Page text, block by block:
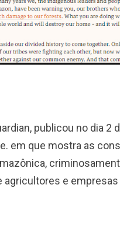
publicou no dia
em que mostra as
agricultores e